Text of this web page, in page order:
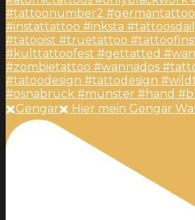
✖️Gengar✖️ Hier mein Gengar